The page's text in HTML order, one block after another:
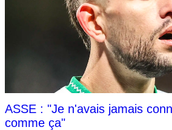
ASSE : "Je n'avais jamais
comme ça"